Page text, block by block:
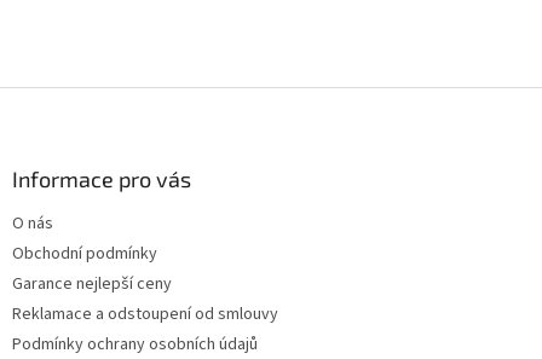
Informace pro vás
O nás
Obchodní podmínky
Garance nejlepší ceny
Reklamace a odstoupení od smlouvy
Podmínky ochrany osobních údajů